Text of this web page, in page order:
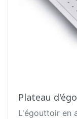
Plateau
L'égouttoir en